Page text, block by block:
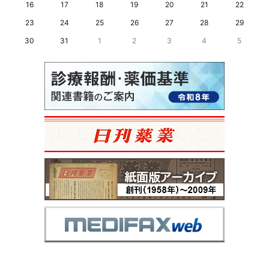
16
17 18 19 20 21
22
23
24 25 26 27 28
29
30
31 1 2 3 4 5